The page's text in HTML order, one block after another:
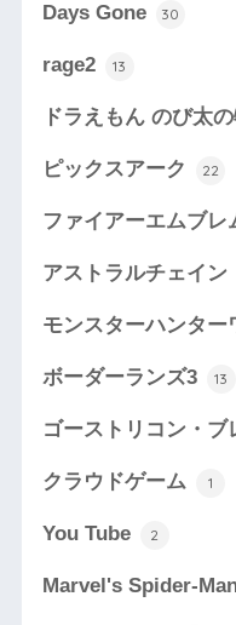
Days Gone 30
rage2 13
ドラえもん のび太
ピックスアーク 22
ファイアーエムブレ
アストラルチェイン
モンスターハンタ
ボーダーランズ3 13
ゴーストリコン・ブ
クラウドゲーム 1
You Tube 2
Marvel's Spider-